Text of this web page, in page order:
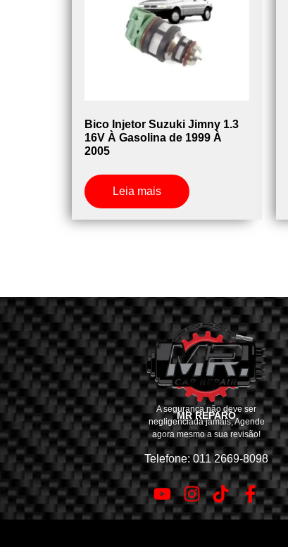
Bico Injetor Suzuki Jimny 1.3
16V À Gasolina de 1999 À
2005
Leia mais
MR REPARO
A segurança não deve ser
negligenciada jamais, Agende
agora mesmo a sua revisão!
Telefone: 011 2669-8098